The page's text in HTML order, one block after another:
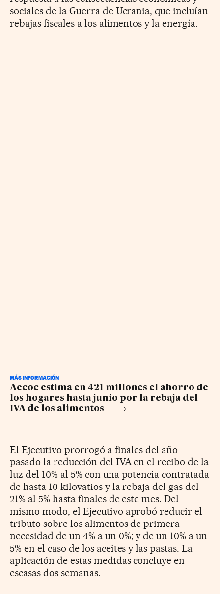
sociales de la Guerra de Ucrania, que incluían
rebajas fiscales a los alimentos y la energía.
MÁS INFORMACIÓN
Aecoc estima en 421 millones el ahorro de
los hogares hasta junio por la rebaja del
IVA de los alimentos
El Ejecutivo prorrogó a finales del año
pasado la reducción del IVA en el recibo de la
luz del 10% al 5% con una potencia contratada
de hasta 10 kilovatios y la rebaja del gas del
21% al 5% hasta finales de este mes. Del
mismo modo, el Ejecutivo aprobó reducir el
tributo sobre los alimentos de primera
necesidad de un 4% a un 0%; y de un 10% a un
5% en el caso de los aceites y las pastas. La
aplicación de estas medidas concluye en
escasas dos semanas.